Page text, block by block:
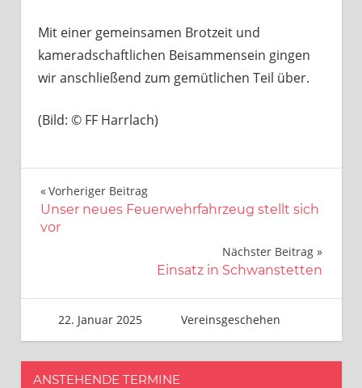
Mit einer gemeinsamen Brotzeit und
kameradschaftlichen Beisammensein gingen
wir anschließend zum gemütlichen Teil über.
(Bild: © FF Harrlach)
Beitragsnavigation
Vorheriger Beitrag
Unser neues Feuerwehrfahrzeug stellt sich
vor
Nächster Beitrag
Einsatz in Schwanstetten
22. Januar 2025 Gerhard Feyerlein
Vereinsgeschehen
ANSTEHENDE TERMINE